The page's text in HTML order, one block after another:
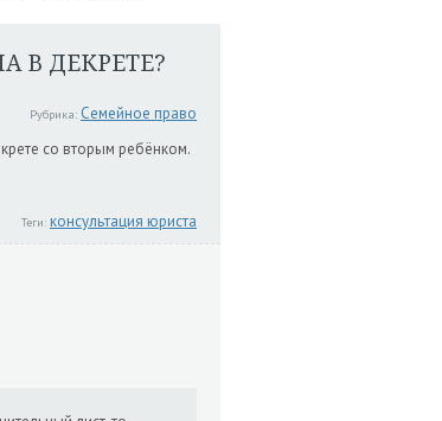
В ДЕКРЕТЕ?
Рубрика: Семейное право
со вторым ребёнком.
Теги: консультация юриста